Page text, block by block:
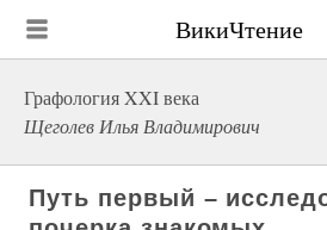
ВикиЧтение
Графология XXI века
Щеголев Илья Владимирович
Путь первый –